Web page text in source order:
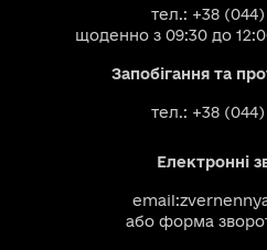
тел.: +38
щоденно з 09:30 до
Запобігання та
тел.: +38
Електронні
email:
або форма